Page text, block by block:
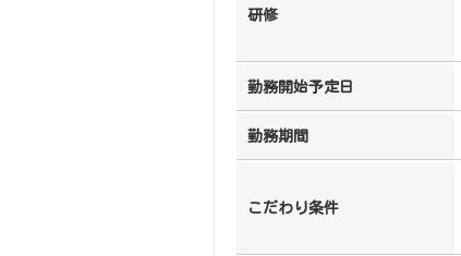
研修
勤務開始予定日
勤務期間
こだわり条件